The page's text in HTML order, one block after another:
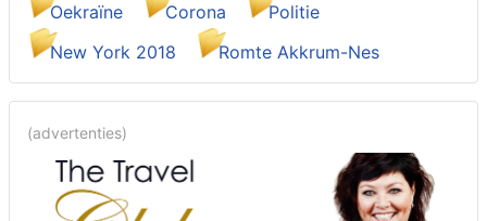
Oekraïne
Corona
Politie
New York 2018
Romte Akkrum-Nes
(advertenties)